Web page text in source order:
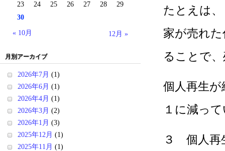
たとえは
家が売れ
ることで
個人再生
１に減っ
３ 個人再
« 10月 12月 »
23
24 25 26 27 28
29
30
月別アーカイブ
2026年7月 (1)
2026年6月 (1)
2026年4月 (1)
2026年3月 (2)
2026年1月 (3)
2025年12月 (1)
2025年11月 (1)